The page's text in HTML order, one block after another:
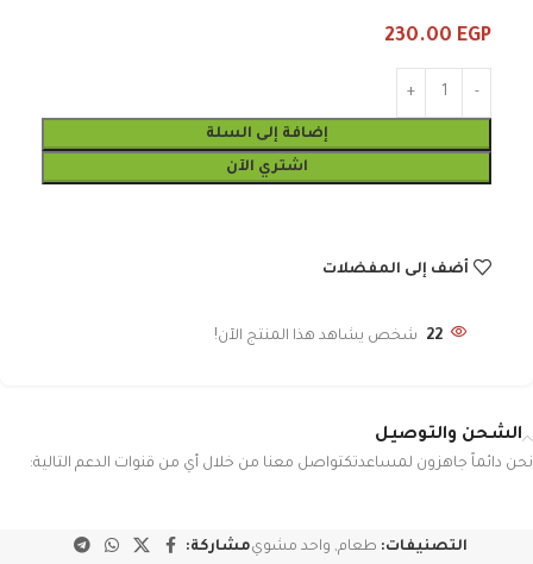
230.00 EGP
إضافة إلى السلة
اشتري الآن
أضف إلى المفضلات
22 شخص يشاهد هذا المنتج الآن!
الشحن والتوصيل
نحن دائماً جاهزون لمساعدتكتواصل معنا من خلال أي من قنوات الدعم التالية:
التصنيفات: طعام, واحد مشويمشاركة: